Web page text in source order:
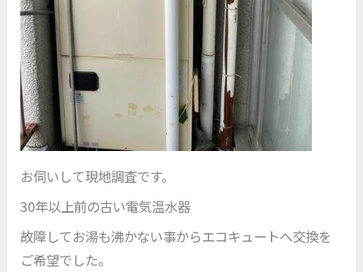
お伺いして現地調査です。
30年以上前の古い電気温水器
故障してお湯も沸かない事からエコキュートへ交換を
ご希望でした。